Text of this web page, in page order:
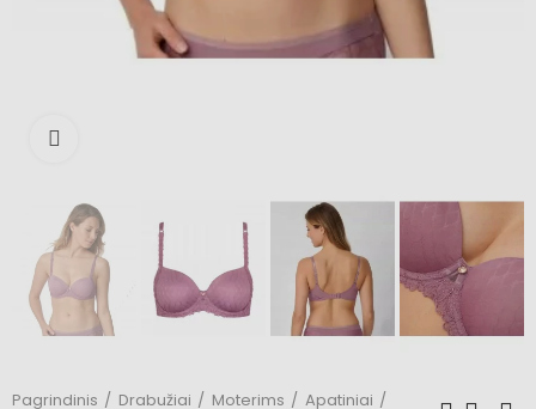
Pagrindinis Drabužiai Moterims
Apatiniai